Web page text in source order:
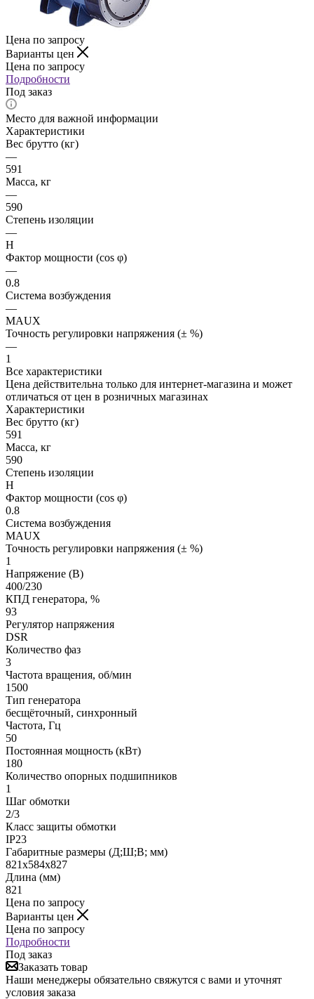
Цена по запросу
Варианты цен
Цена по запросу
Подробности
Под заказ
Место для важной информации
Характеристики
Вес брутто (кг)
—
591
Масса, кг
—
590
Степень изоляции
—
H
Фактор мощности (cos φ)
—
0.8
Система возбуждения
—
MAUX
Точность регулировки напряжения (± %)
—
1
Все характеристики
Цена действительна только для интернет-магазина и может
отличаться от цен в розничных магазинах
Характеристики
Вес брутто (кг)
591
Масса, кг
590
Степень изоляции
H
Фактор мощности (cos φ)
0.8
Система возбуждения
MAUX
Точность регулировки напряжения (± %)
1
Напряжение (В)
400/230
КПД генератора, %
93
Регулятор напряжения
DSR
Количество фаз
3
Частота вращения, об/мин
1500
Тип генератора
бесщёточный, синхронный
Частота, Гц
50
Постоянная мощность (кВт)
180
Количество опорных подшипников
1
Шаг обмотки
2/3
Класс защиты обмотки
IP23
Габаритные размеры (Д;Ш;В; мм)
821х584х827
Длина (мм)
821
Цена по запросу
Варианты цен
Цена по запросу
Подробности
Под заказ
Заказать товар
Наши менеджеры обязательно свяжутся с вами и уточнят
условия заказа